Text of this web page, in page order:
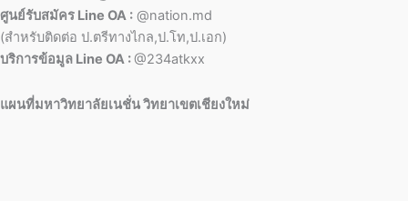
ศูนย์รับสมัคร Line OA : @nation.md
(สำหรับติดต่อ ป.ตรีทางไกล,ป.โท,ป.เอก)
บริการข้อมูล Line OA :@234atkxx
แผนที่มหาวิทยาลัยเนชั่น วิทยาเขตเชียงใหม่